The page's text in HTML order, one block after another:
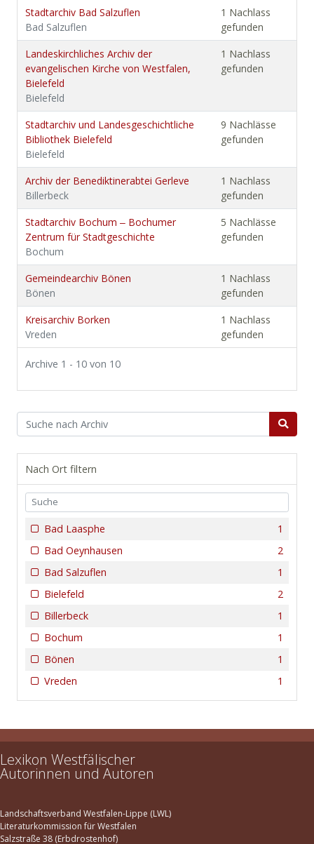
Stadtarchiv Bad Salzuflen
Bad Salzuflen
1 Nachlass
gefunden
Landeskirchliches Archiv der
evangelischen Kirche von Westfalen,
Bielefeld
Bielefeld
1 Nachlass
gefunden
Stadtarchiv und Landesgeschichtliche
Bibliothek Bielefeld
Bielefeld
9 Nachlässe
gefunden
Archiv der Benediktinerabtei Gerleve
Billerbeck
1 Nachlass
gefunden
Stadtarchiv Bochum ‒ Bochumer
Zentrum für Stadtgeschichte
Bochum
5 Nachlässe
gefunden
Gemeindearchiv Bönen
Bönen
1 Nachlass
gefunden
Kreisarchiv Borken
Vreden
1 Nachlass
gefunden
Archive 1 - 10 von 10
Nach Ort filtern
1
Bad Laasphe
2
Bad Oeynhausen
1
Bad Salzuflen
2
Bielefeld
1
Billerbeck
1
Bochum
1
Bönen
1
Vreden
Lexikon Westfälischer
Autorinnen und Autoren
Landschaftsverband Westfalen-Lippe (LWL)
Literaturkommission für Westfalen
Salzstraße 38 (Erbdrostenhof)